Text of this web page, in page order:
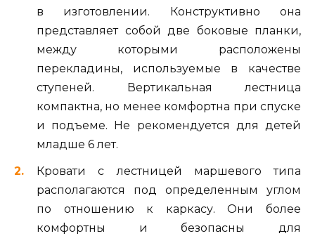
в изготовлении. Конструктивно она
представляет собой две боковые планки,
между которыми расположены
перекладины, используемые в качестве
ступеней. Вертикальная лестница
компактна, но менее комфортна при спуске
и подъеме. Не рекомендуется для детей
младше 6 лет.
Кровати с лестницей маршевого типа
располагаются под определенным углом
по отношению к каркасу. Они более
комфортны и безопасны для